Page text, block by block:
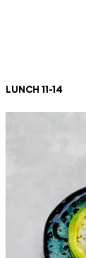
LUNCH 11-14